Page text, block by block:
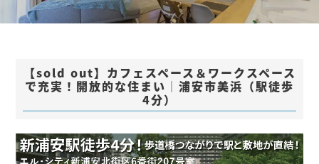
【sold out】カフェスペース＆ワークスペース
で充実！開放的な住まい│浦安市美浜（駅徒歩
4分）